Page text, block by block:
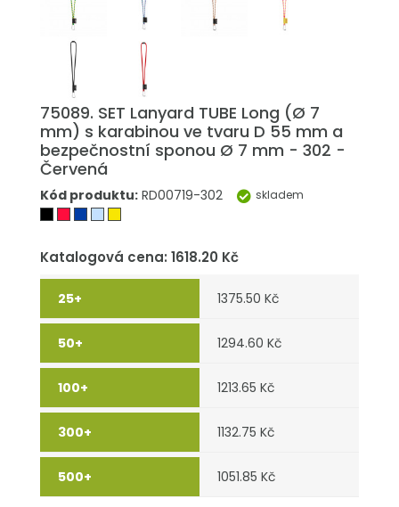
75089. SET Lanyard TUBE Long (Ø 7
mm) s karabinou ve tvaru D 55 mm a
bezpečnostní sponou Ø 7 mm - 302 -
Červená
Kód produktu: RD00719-302 skladem
Katalogová cena: 1618.20 Kč
1375.50 Kč
1294.60 Kč
1213.65 Kč
1132.75 Kč
1051.85 Kč